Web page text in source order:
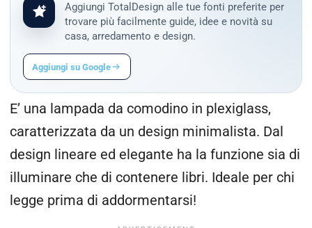
Aggiungi TotalDesign alle tue fonti preferite per
trovare più facilmente guide, idee e novità su
casa, arredamento e design.
Aggiungi su Google
E’ una lampada da comodino in plexiglass,
caratterizzata da un design minimalista. Dal
design lineare ed elegante ha la funzione sia di
illuminare che di contenere libri. Ideale per chi
legge prima di addormentarsi!